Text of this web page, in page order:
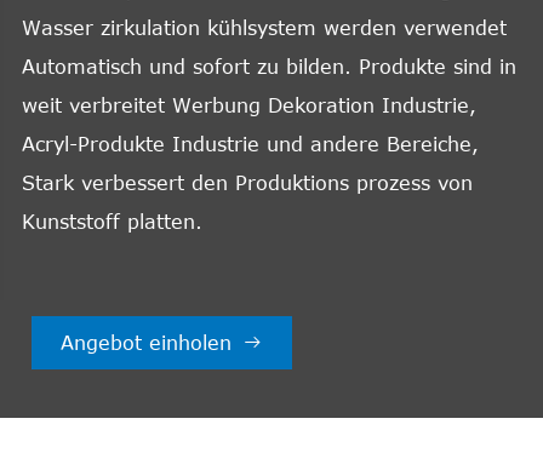
Wasser zirkulation kühlsystem werden verwendet
Automatisch und sofort zu bilden. Produkte sind in
weit verbreitet Werbung Dekoration Industrie,
Acryl-Produkte Industrie und andere Bereiche,
Stark verbessert den Produktions prozess von
Kunststoff platten.
Angebot einholen 